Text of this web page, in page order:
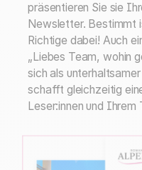
präsentieren Sie sie
Newsletter. Bestimmt
Richtige dabei! Auch
„Liebes Team, wohin
sich als
schafft gleichzeitig
Leser:innen und Ihrem